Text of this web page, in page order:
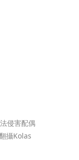
侵害配偶
攝Kolas